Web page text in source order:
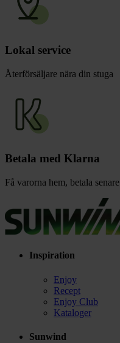
Lokal service
Återförsäljare nära din stuga
Betala med Klarna
Få varorna hem, betala senare
Inspiration
Enjoy
Recept
Enjoy Club
Kataloger
Sunwind